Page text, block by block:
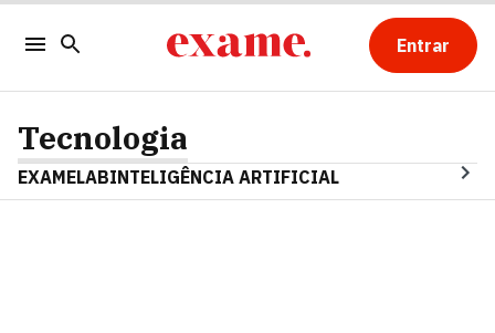
Entrar
Tecnologia
EXAMELABINTELIGÊNCIA ARTIFICIAL